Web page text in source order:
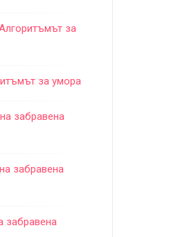
за
за умора
забравена
забравена
забравена